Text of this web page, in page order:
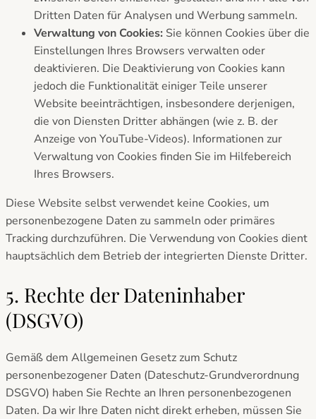
Dritten Daten für Analysen und Werbung sammeln.
Verwaltung von Cookies: Sie können Cookies über die
Einstellungen Ihres Browsers verwalten oder
deaktivieren. Die Deaktivierung von Cookies kann
jedoch die Funktionalität einiger Teile unserer
Website beeinträchtigen, insbesondere derjenigen,
die von Diensten Dritter abhängen (wie z. B. der
Anzeige von YouTube-Videos). Informationen zur
Verwaltung von Cookies finden Sie im Hilfebereich
Ihres Browsers.
Diese Website selbst verwendet keine Cookies, um
personenbezogene Daten zu sammeln oder primäres
Tracking durchzuführen. Die Verwendung von Cookies dient
hauptsächlich dem Betrieb der integrierten Dienste Dritter.
5. Rechte der Dateninhaber
(DSGVO)
Gemäß dem Allgemeinen Gesetz zum Schutz
personenbezogener Daten (Dateschutz-Grundverordnung
DSGVO) haben Sie Rechte an Ihren personenbezogenen
Daten. Da wir Ihre Daten nicht direkt erheben, müssen Sie